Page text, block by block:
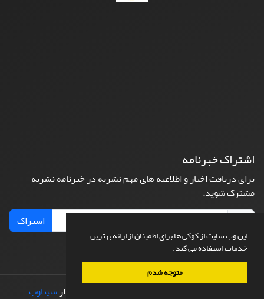
این وب سایت از کوکی ها برای اطمینان از ارائه بهترین
خدمات استفاده می کند.
متوجه شدم
اشتراک خبرنامه
برای دریافت اخبار و اطلاعیه های مهم نشریه در خبرنامه نشریه
مشترک شوید.
اشتراک
طراحی و پیاده سازی ازسیناوب